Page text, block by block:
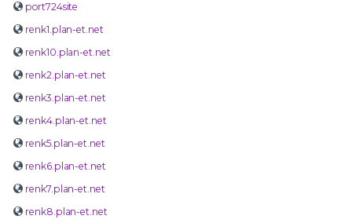
port724site
renk1.plan-et.net
renk10.plan-et.net
renk2.plan-et.net
renk3.plan-et.net
renk4.plan-et.net
renk5.plan-et.net
renk6.plan-et.net
renk7.plan-et.net
renk8.plan-et.net